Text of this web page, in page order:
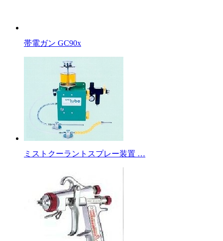
帯電ガン GC90x
ミストクーラントスプレー装置 …